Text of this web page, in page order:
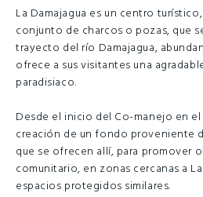
La Damajagua es un centro
conjunto de charcos o pozas, que
trayecto del río Damajagua,
ofrece a sus visitantes una
paradisiaco.
Desde el inicio del Co-manejo en
creación de un fondo proveniente
que se ofrecen allí, para promover
comunitario, en zonas cercanas a
espacios protegidos similares.